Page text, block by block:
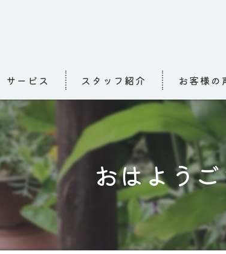
サービス スタッフ紹介 お客様の
おはよう